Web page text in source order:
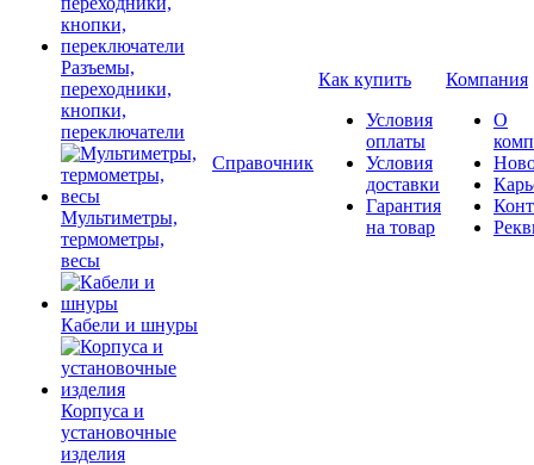
Разъемы,
переходники,
кнопки,
переключатели
Мультиметры,
термометры,
весы
Кабели и шнуры
Корпуса и
установочные
изделия
Справочник
Как купить
Условия
оплаты
Условия
доставки
Гарантия
на товар
Компания
О